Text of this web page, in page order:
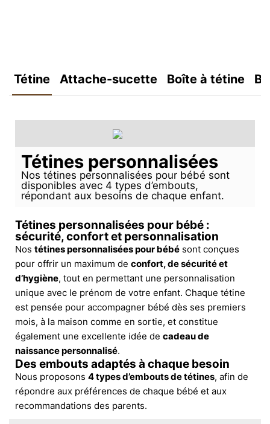
Tétine Attache-sucette Boîte à tétine
Tétines personnalisées
Nos tétines personnalisées pour bébé sont
disponibles avec 4 types d’embouts,
répondant aux besoins de chaque enfant.
Tétines personnalisées pour bébé :
sécurité, confort et personnalisation
Nos tétines personnalisées pour bébé sont conçues
pour offrir un maximum de confort, de sécurité et
d’hygiène, tout en permettant une personnalisation
unique avec le prénom de votre enfant. Chaque tétine
est pensée pour accompagner bébé dès ses premiers
mois, à la maison comme en sortie, et constitue
également une excellente idée de cadeau de
naissance personnalisé.
Des embouts adaptés à chaque besoin
Nous proposons 4 types d’embouts de tétines, afin de
répondre aux préférences de chaque bébé et aux
recommandations des parents.